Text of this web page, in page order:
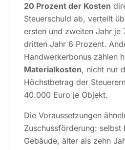
20 Prozent der Kosten
Steuerschuld ab, verteilt
ersten und zweiten Jahr je
dritten Jahr 6 Prozent.
Handwerkerbonus zählen
Materialkosten, nicht nur
Höchstbetrag der
40.000 Euro je Objekt.
Die Voraussetzungen
Zuschussförderung: selbst
Gebäude, älter als zehn